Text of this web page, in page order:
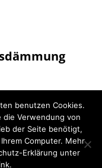
benutzen Cookies.
die Verwendung von
der Seite benötigt,
Computer. Mehr
Erklärung unter